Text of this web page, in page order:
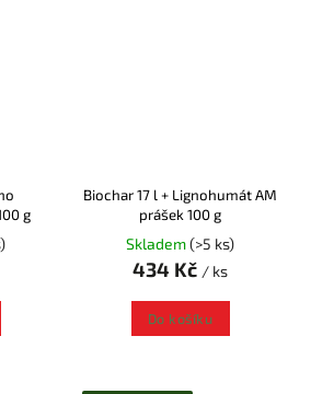
g
Biochar 17 l + Lignohumát AM
prášek 100 g
Skladem(>5 ks)
434 Kč / ks
Do košíku